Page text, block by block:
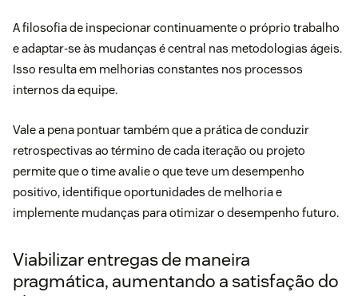
A filosofia de inspecionar continuamente o próprio trabalho
e adaptar-se às mudanças é central nas metodologias ágeis.
Isso resulta em melhorias constantes nos processos
internos da equipe.
Vale a pena pontuar também que a prática de conduzir
retrospectivas ao término de cada iteração ou projeto
permite que o time avalie o que teve um desempenho
positivo, identifique oportunidades de melhoria e
implemente mudanças para otimizar o desempenho futuro.
Viabilizar entregas de maneira
pragmática, aumentando a satisfação do